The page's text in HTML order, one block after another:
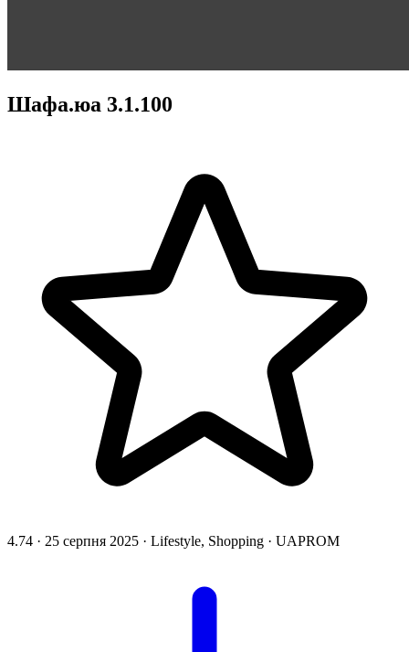
Шафа.юа 3.1.100
4.74 · 25 серпня 2025 · Lifestyle, Shopping · UAPROM